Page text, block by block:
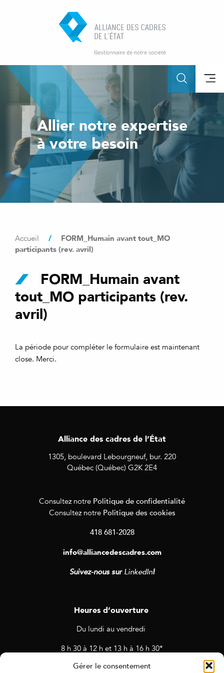
Gérer le consentement
Allier notre expertise
à votre besoin
Accueil /
FORM_Humain avant tout_MO
participants (rev. avril)
FORM_Humain avant
tout_MO participants (rev.
avril)
La période pour compléter le formulaire est maintenant
close. Merci.
Alliance des cadres de l’État
1305, boulevard Lebourgneuf, bur. 220
Québec (Québec) G2K 2E4
Consultez notre Politique de confidentialité
Consultez notre Politique des cookies
418 681-2028
info@alliancedescadres.com
Suivez-nous sur LinkedIn!
Heures d’ouverture
Du lundi au vendredi
8 h 30 à 12 h et 13 h à 16 h 30*
* Horaires sujets à changement en cas de rendez-vous et